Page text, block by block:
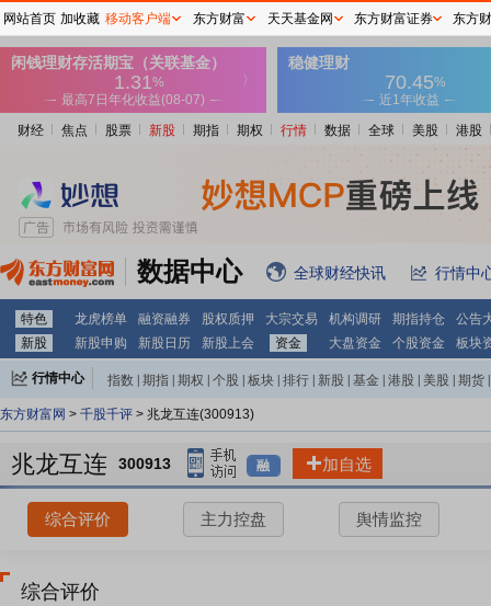
财经 焦点 股票 新股 期指 期权 行情 数据 全球 美股 港股
数据中心 全球财经快讯 行情中
特色 龙虎榜单 融资融券 股权质押 大宗交易 机构调研 期指持仓
公告
新股
新股申购 新股日历 新股上会 资金 大盘资金 个股资金 板块
行情中心 指数 期指 期权 个股 板块 排行 新股 基金 港股 美股 期货
东方财富网 > 千股千评 > 兆龙互连(300913)
兆龙互连 300913 融 加自选
综合评价 主力控盘 舆情监控
综合评价
网站首页 加收藏 移动客户端 东方财富 天天基金网 东方财富证券 东方